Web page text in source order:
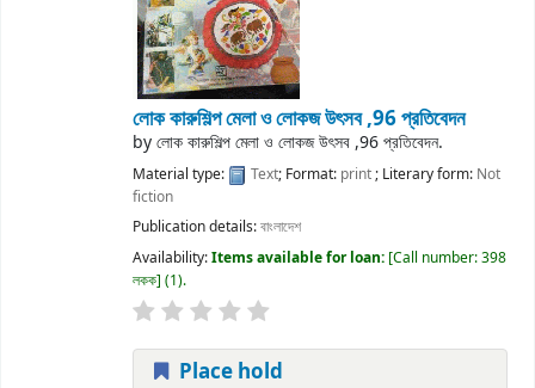
লোক কারুশিল্প মেলা ও লোকজ উৎসব ,96 প্রতিবেদন
byলোক কারুশিল্প মেলা ও লোকজ উৎসব ,96 প্রতিবেদন.
Material type: Text; Format: print; Literary form: Not
fiction
Publication details:বাংলাদেশ
Availability:Items available for loan: Call number:398
লকক (1).
Place hold